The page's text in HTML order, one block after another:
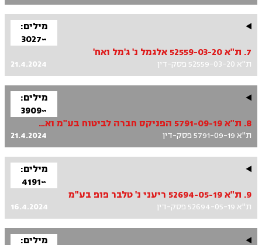
מילים:
~3027
7. ת"א 52559-03-20 אלגמל נ' ג'מל ואח'
ת"א 52559-03-20 פסק-דין 21.4.2024
מילים:
~3909
8. ת"א 5791-09-19 הפניקס חברה לביטוח בע"מ ואח' נ' סעידיאן ואח'
ת"א 5791-09-19 פסק-דין 21.4.2024
מילים:
~4191
9. ת"א 52694-05-19 ריעני נ' טלבר פופ בע"מ
ת"א 52694-05-19 פסק-דין 16.4.2024
מילים: